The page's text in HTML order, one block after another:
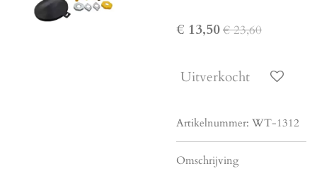
€ 13,50€ 23,60
Uitverkocht
Artikelnummer: WT-1312
Omschrijving